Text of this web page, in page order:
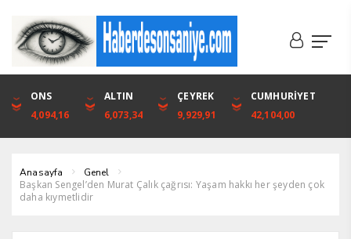
DOLAR
46,1316
EURO
53,3001
ALTIN
6,073,34
BIST
1.720,92
ONS
4,094,16
ALTIN
6,073,34
ÇEYREK
9,929,91
CUMHURİYET
42,104,00
Anasayfa Genel
Başkan Sengel’den Murat Çalık çağrısı: Yaşam hakkı her şeyden çok
daha kıymetlidir